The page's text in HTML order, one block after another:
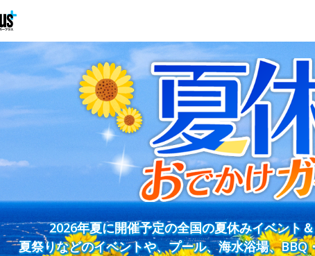
2026年夏に開催予定の全国の夏休みイベント
夏祭りなどのイベントや、プール、海水浴場、